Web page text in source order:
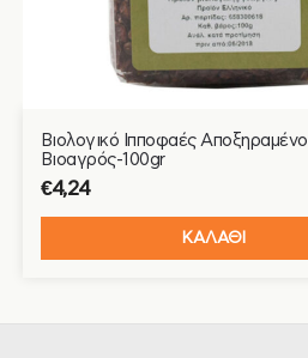
Βιολογικό Ιπποφαές Αποξηραμένο
Βιοαγρός-100gr
€4,24
ΚΑΛΑΘΙ